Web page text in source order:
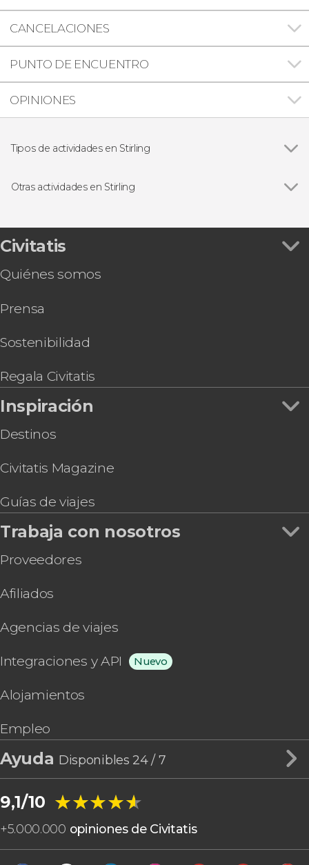
CANCELACIONES
PUNTO DE ENCUENTRO
OPINIONES
Tipos de actividades en Stirling
Otras actividades en Stirling
Civitatis
Quiénes somos
Prensa
Sostenibilidad
Regala Civitatis
Inspiración
Destinos
Civitatis Magazine
Guías de viajes
Trabaja con nosotros
Proveedores
Afiliados
Agencias de viajes
Integraciones y API Nuevo
Alojamientos
Empleo
Ayuda Disponibles 24 / 7
9,1/10 ★★★★★
★★★★★
+5.000.000 opiniones de Civitatis